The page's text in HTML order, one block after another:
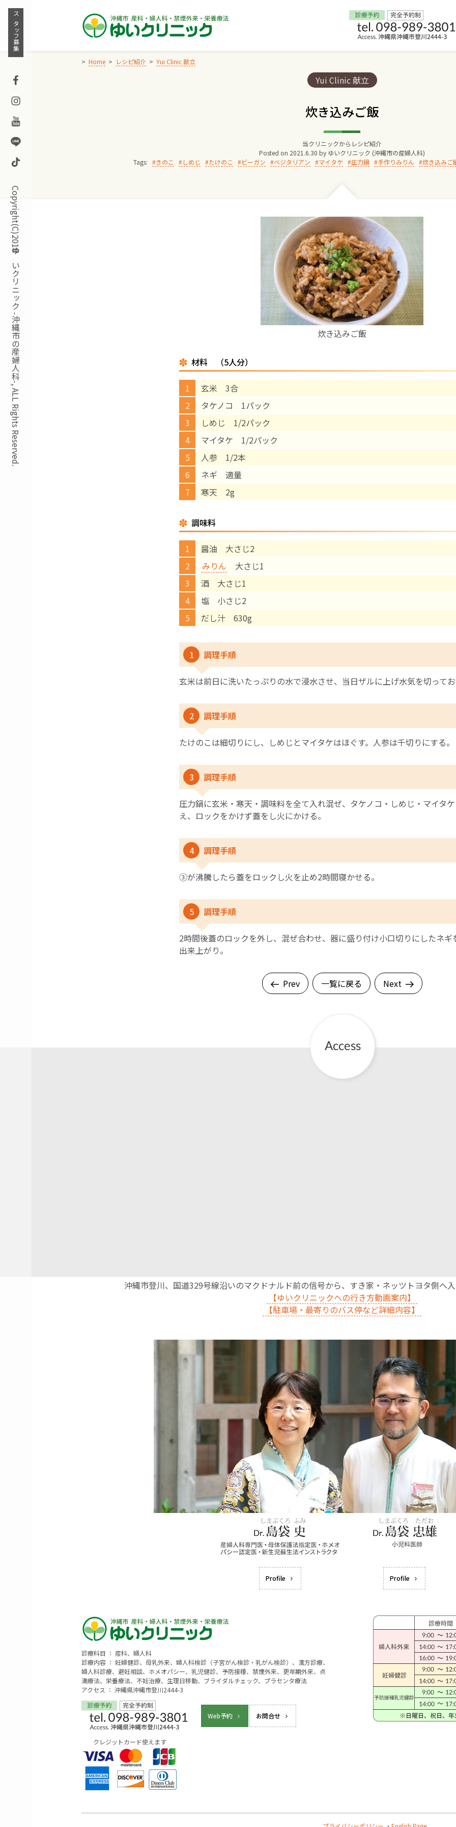
Skip
content
スタッフ募集
Facebook
Instagram
Youtube
Line
TikTok
Copyright(C)2018ゆいクリニック -沖縄市の産婦人科-, ALL Rights Reserved.
Home レシピ紹介 Yui Clinic 献立
Categories:
Yui Clinic 献立
炊き込みご飯
当クリニックからレシピ紹介
Posted on 2021.6.30 by ゆいクリニック (沖縄市の産婦人科)
Tags:
きのこ しめじ たけのこ ビーガン ベジタリアン マイタケ 圧力鍋 手作りみりん 炊き込みご
炊き込みご飯
材料 （5人分）
玄米 3合
タケノコ 1パック
しめじ 1/2パック
マイタケ 1/2パック
人参 1/2本
ネギ 適量
寒天 2g
調味料
醤油 大さじ2
みりん 大さじ1
酒 大さじ1
塩 小さじ2
だし汁 630g
1 調理手順
玄米は前日に洗いたっぷりの水で浸水させ、当日ザルに上げ水気を切って
2 調理手順
たけのこは細切りにし、しめじとマイタケはほぐす。人参は千切りにする。
3 調理手順
圧力鍋に玄米・寒天・調味料を全て入れ混ぜ、タケノコ・しめじ・マイタ
え、ロックをかけず蓋をし火にかける。
4 調理手順
③が沸騰したら蓋をロックし火を止め2時間寝かせる。
5 調理手順
2時間後蓋のロックを外し、混ぜ合わせ、器に盛り付け小口切りにしたネギ
出来上がり。
Prev 一覧に戻る Next
沖縄市登川、国道329号線沿いのマクドナルド前の信号から、すき家・ネッツトヨタ側へ
【ゆいクリニックへの行き方動画案内】
【駐車場・最寄りのバス停など詳細内容】
Profile Profile
診療科目 ： 産科、婦人科
診療内容 ： 妊婦健診、母乳外来、婦人科検診（子宮がん検診・乳がん検診）、漢方診療、
婦人科診療、避妊相談、ホメオパシー、乳児健診、予防接種、禁煙外来、更年期外来、点
滴療法、栄養療法、不妊治療、生理日移動、ブライダルチェック、プラセンタ療法
アクセス ： 沖縄県沖縄市登川2444-3
Web予約 お問合せ
クレジットカード使えます
Home
院長からのごあいさつ
ゆいクリニックの経営理念
診療料金
妊婦健診
お産について
親と子の結びつき支援
母乳育児
予防接種
‘さんルーム’ でさまざまな講座・クラス
遠方にお住まいで当院での出産を希望される方へ
医師プロフィール
English Page